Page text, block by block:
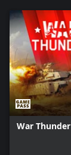
War Thunder